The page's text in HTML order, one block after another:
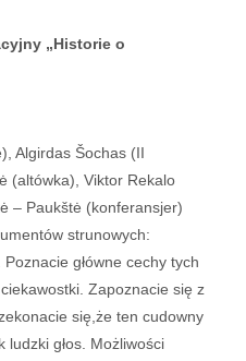
„Historie o
Algirdas Šochas (II
(altówka), Viktor Rekalo
– Paukštė (konferansjer)
strunowych:
główne cechy tych
Zapoznacie się z
się,że ten cudowny
ludzki głos. Możliwości